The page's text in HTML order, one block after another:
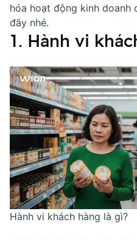
hóa hoạt động kinh
đây nhé.
1. Hành vi
Hành vi khách hàng là gì?